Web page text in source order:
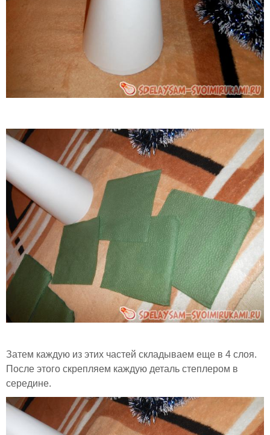
Затем каждую из этих частей складываем еще в 4 слоя.
После этого скрепляем каждую деталь степлером в
середине.